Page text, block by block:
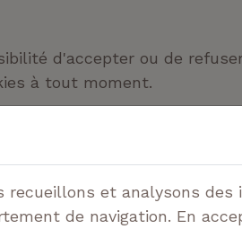
d'accepter ou de
à tout moment.
modifiés. Après tout, ces
par le biais de ces
recueillons et analysons des
de navigation. En